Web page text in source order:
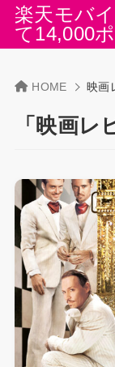
楽天モバ
て14,000
HOME 映画
「映画